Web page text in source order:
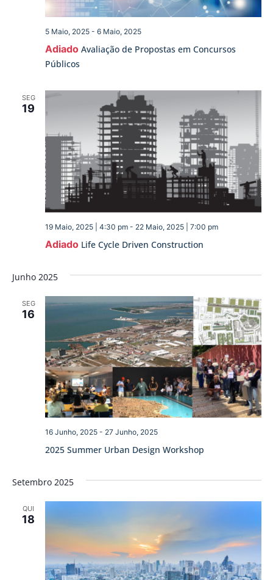
Adiado Avaliação de Propostas em Concursos
Públicos
5 Maio, 2025- 6 Maio, 2025
SEG
19
Adiado Life Cycle Driven Construction
19 Maio, 2025 | 4:30 pm- 22 Maio, 2025 | 7:00 pm
Junho 2025
SEG
16
2025 Summer Urban Design Workshop
16 Junho, 2025- 27 Junho, 2025
Setembro 2025
QUI
18